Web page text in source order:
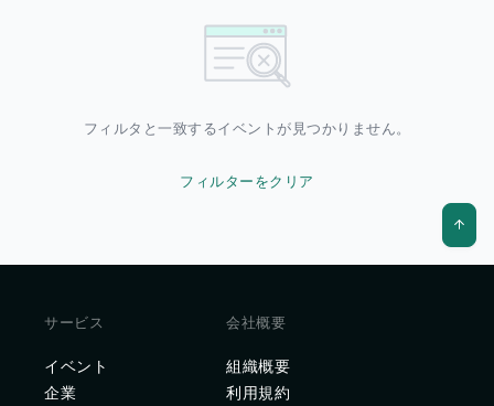
フィルタと一致するイベントが見つかりません。
フィルターをクリア
サービス
イベント
企業
会社概要
組織概要
利用規約